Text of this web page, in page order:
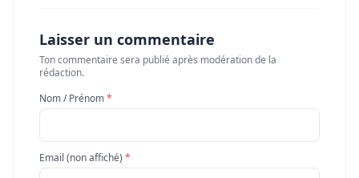
Laisser un commentaire
Ton commentaire sera publié après modération de la
rédaction.
Nom / Prénom*
Email (non affiché) *